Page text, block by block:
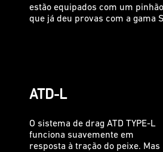
estão equipados com um
que já deu provas com a gama
ATD-L
O sistema de drag ATD TYPE-L
funciona suavemente em
resposta à tração do peixe. Mas